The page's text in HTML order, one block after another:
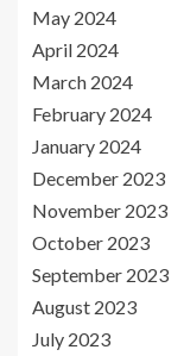
May 2024
April 2024
March 2024
February 2024
January 2024
December 2023
November 2023
October 2023
September 2023
August 2023
July 2023